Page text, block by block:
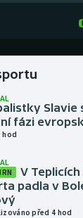
Slavie
fázi
hod
V
padla v
před 4 hod